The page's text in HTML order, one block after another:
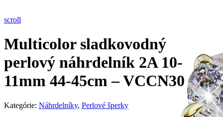
scroll
Multicolor sladkovodný
perlový náhrdelník 2A 10-
11mm 44-45cm – VCCN30
Kategórie: Náhrdelníky, Perlové šperky